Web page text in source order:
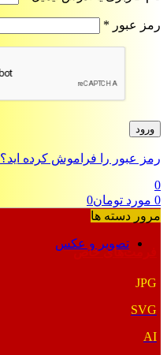
رمز عبور *
ورود
رمز عبور را فراموش کرده اید؟
0
0 مورد تومان0
مرور دسته ها
تصویر و عکس
فرمت‌های خاص
JPG
SVG
AI